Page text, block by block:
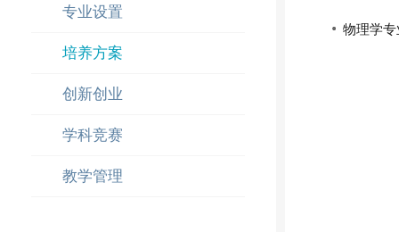
专业设置
培养方案
创新创业
学科竞赛
教学管理
物理学